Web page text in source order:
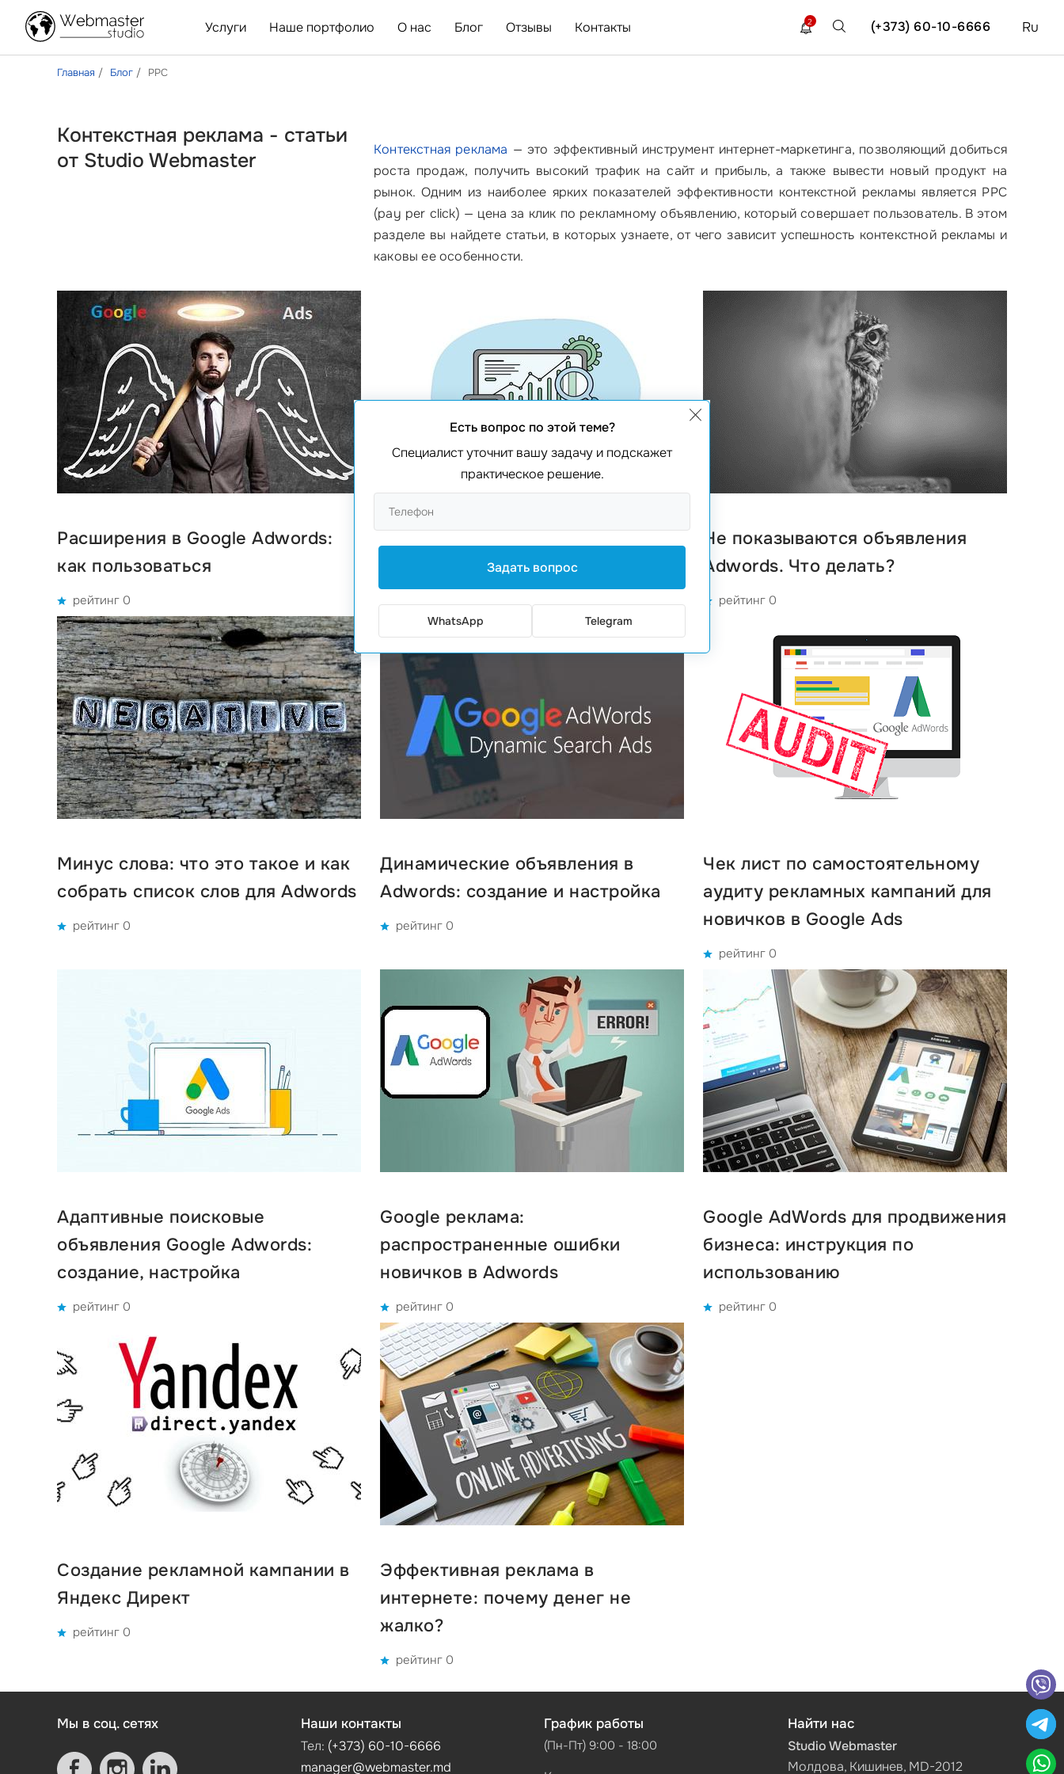
Услуги Наше портфолио О нас Блог Отзывы Контакты Ru
(+373) 60-10-6666
2
Главная Блог PPC
Контекстная реклама - статьи
от Studio Webmaster
Контекстная реклама — это эффективный инструмент интернет-маркетинга, позволяющий добиться
роста продаж, получить высокий трафик на сайт и прибыль, а также вывести новый продукт на
рынок. Одним из наиболее ярких показателей эффективности контекстной рекламы является PPC
(pay per click) — цена за клик по рекламному объявлению, который совершает пользователь. В этом
разделе вы найдете статьи, в которых узнаете, от чего зависит успешность контекстной рекламы и
каковы ее особенности.
Расширения в Google Adwords:
как пользоваться
рейтинг 0
контекстной рекламы
рейтинг 0
Не показываются объявления
Adwords. Что делать?
рейтинг 0
Минус слова: что это такое и как
собрать список слов для Adwords
рейтинг 0
Динамические объявления в
Adwords: создание и настройка
рейтинг 0
Чек лист по самостоятельному
аудиту рекламных кампаний для
новичков в Google Ads
рейтинг 0
Адаптивные поисковые
объявления Google Adwords:
создание, настройка
рейтинг 0
Google реклама:
распространенные ошибки
новичков в Adwords
рейтинг 0
Google AdWords для продвижения
бизнеса: инструкция по
использованию
рейтинг 0
Создание рекламной кампании в
Яндекс Директ
рейтинг 0
Эффективная реклама в
интернете: почему денег не
жалко?
рейтинг 0
Мы в соц. сетях
Наши контакты
Тел: (+373) 60-10-6666
manager@webmaster.md
График работы
(Пн-Пт) 9:00 - 18:00
Найти нас
Studio Webmaster
Молдова, Кишинев, MD-2012
Есть вопрос по этой теме?
Специалист уточнит вашу задачу и подскажет
практическое решение.
Задать вопрос
WhatsApp Telegram